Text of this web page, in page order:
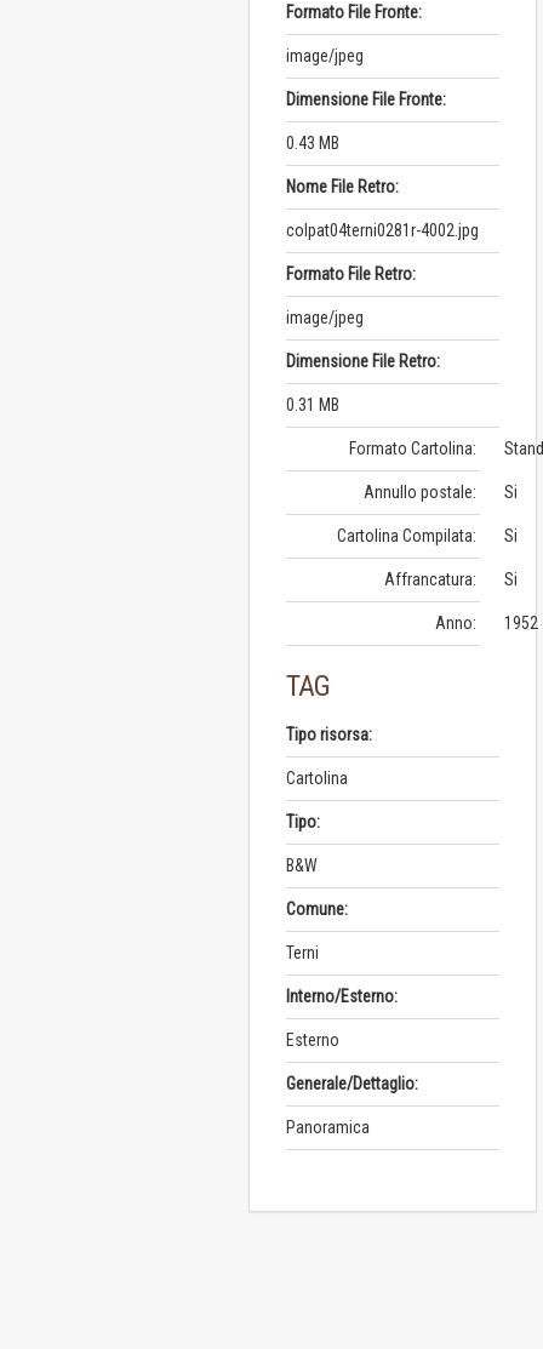
Formato File Fronte:
image/jpeg
Dimensione File Fronte:
0.43 MB
Nome File Retro:
colpat04terni0281r-4002.jpg
Formato File Retro:
image/jpeg
Dimensione File Retro:
0.31 MB
Formato Cartolina:
Annullo postale: Si
Cartolina Compilata: Si
Affrancatura: Si
Anno: 1952
TAG
Tipo risorsa:
Cartolina
Tipo:
B&W
Comune:
Terni
Interno/Esterno:
Esterno
Generale/Dettaglio:
Panoramica